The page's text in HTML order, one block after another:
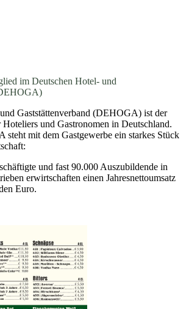
im Deutschen Hotel- und
Gaststättenverband (DEHOGA) ist der
und Gastronomen in Deutschland.
mit dem Gastgewerbe ein starkes Stück
und fast 90.000 Auszubildende in
erwirtschaften einen Jahresnettoumsatz
Euro.